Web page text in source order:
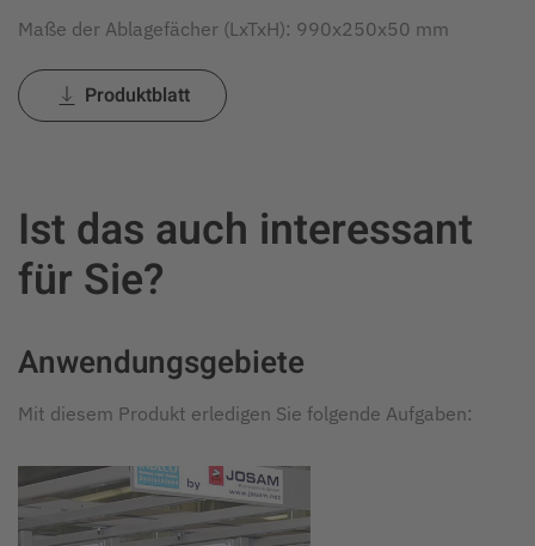
Maße der Ablagefächer (LxTxH): 990x250x50 mm
Produktblatt
Ist das auch interessant
für Sie?
Anwendungsgebiete
Mit diesem Produkt erledigen Sie folgende Aufgaben: